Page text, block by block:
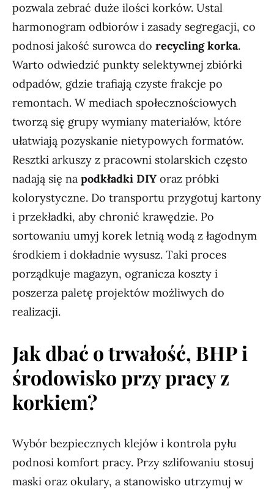
pozwala zebrać duże ilości korków. Ustal
harmonogram odbiorów i zasady segregacji, co
podnosi jakość surowca do recycling korka.
Warto odwiedzić punkty selektywnej zbiórki
odpadów, gdzie trafiają czyste frakcje po
remontach. W mediach społecznościowych
tworzą się grupy wymiany materiałów, które
ułatwiają pozyskanie nietypowych formatów.
Resztki arkuszy z pracowni stolarskich często
nadają się na podkładki DIY oraz próbki
kolorystyczne. Do transportu przygotuj kartony
i przekładki, aby chronić krawędzie. Po
sortowaniu umyj korek letnią wodą z łagodnym
środkiem i dokładnie wysusz. Taki proces
porządkuje magazyn, ogranicza koszty i
poszerza paletę projektów możliwych do
realizacji.
Jak dbać o trwałość, BHP i
środowisko przy pracy z
korkiem?
Wybór bezpiecznych klejów i kontrola pyłu
podnosi komfort pracy. Przy szlifowaniu stosuj
maski oraz okulary, a stanowisko utrzymuj w